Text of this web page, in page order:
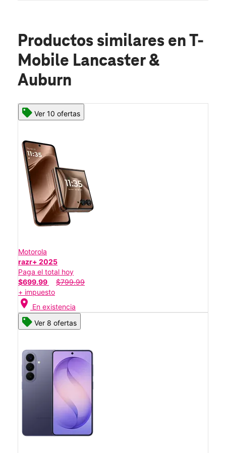
Productos similares en T-
Mobile Lancaster &
Auburn
Ver 10 ofertas
Motorola
razr+ 2025
Paga el total hoy
$699.99
$799.99
+ impuesto
location_on En existencia
Ver 8 ofertas